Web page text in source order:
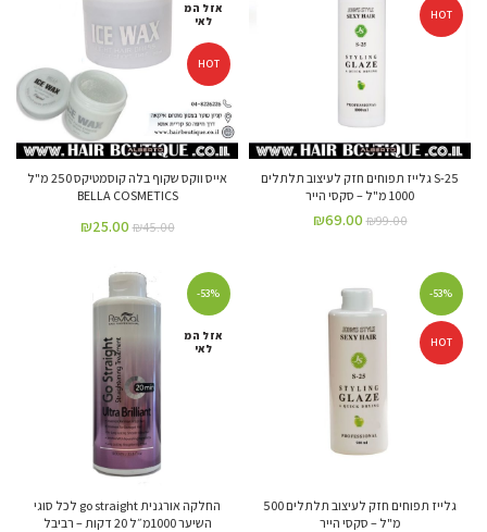
HOT
S-25 גלייז תפוחים חזק לעיצוב תלתלים
1000 מ"ל – סקסי הייר
₪99.00
₪69.00
אזל המ
לאי
HOT
אייס ווקס שקוף בלה קוסמטיקס 250 מ"ל
BELLA COSMETICS
₪45.00
₪25.00
-53%
HOT
גלייז תפוחים חזק לעיצוב תלתלים 500
מ"ל – סקסי הייר
-53%
אזל המ
לאי
החלקה אורגנית go straight לכל סוגי
השיער 1000מ״ל 20 דקות – רביבל